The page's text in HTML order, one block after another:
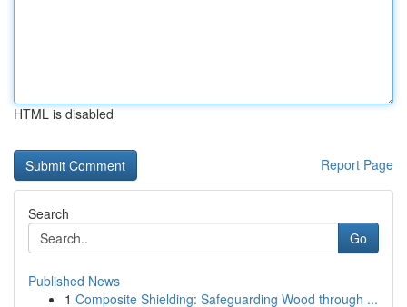
HTML is disabled
Report Page
Search
Go
Published News
1 Composite Shielding: Safeguarding Wood through ...